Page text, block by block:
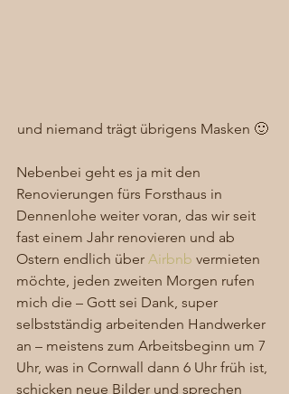
und niemand trägt übrigens Masken 🙂
Nebenbei geht es ja mit den
Renovierungen fürs Forsthaus in
Dennenlohe weiter voran, das wir seit
fast einem Jahr renovieren und ab
Ostern endlich über Airbnb vermieten
möchte, jeden zweiten Morgen rufen
mich die – Gott sei Dank, super
selbstständig arbeitenden Handwerker
an – meistens zum Arbeitsbeginn um 7
Uhr, was in Cornwall dann 6 Uhr früh ist,
schicken neue Bilder und sprechen